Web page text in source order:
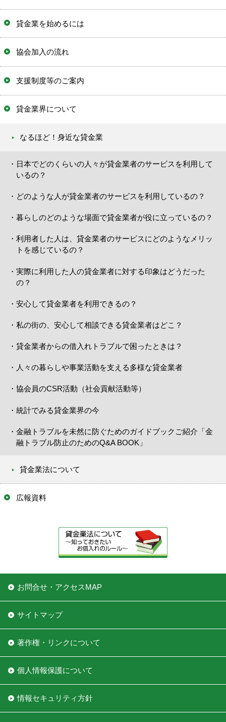
貸金業を始めるには
協会加入の流れ
支援制度等のご案内
貸金業界について
なるほど！身近な貸金業
日本でどのくらいの人々が貸金業者のサービスを利用して
いるの？
どのような人が貸金業者のサービスを利用しているの？
暮らしのどのような場面で貸金業者が役に立っているの？
利用者した人は、貸金業者のサービスにどのようなメリッ
トを感じているの？
実際に利用した人の貸金業者に対する印象はどうだった
の？
安心して貸金業者を利用できるの？
私の街の、安心して相談できる貸金業者はどこ？
貸金業者からの借入れトラブルで困ったときは？
人々の暮らしや事業活動を支える多様な貸金業者
協会員のCSR活動（社会貢献活動等）
統計でみる貸金業界の今
金融トラブルを未然に防ぐためのガイドブックご紹介「金
融トラブル防止のためのQ&A BOOK」
貸金業法について
広報資料
お問合せ・アクセスMAP
サイトマップ
著作権・リンクについて
個人情報保護について
情報セキュリティ方針